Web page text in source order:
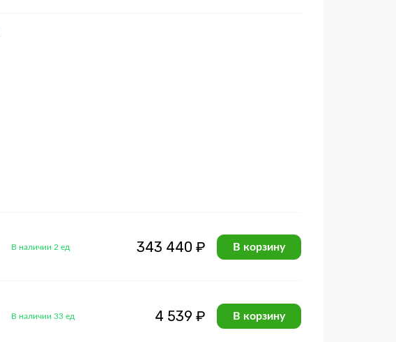
В наличии 2 ед 343 440 ₽ В корзину
В наличии 33 ед 4 539 ₽ В корзину